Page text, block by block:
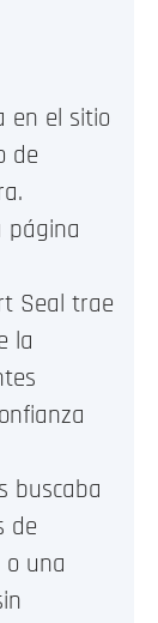
en el sitio
de
página
Seal trae
la
buscaba
de
o una